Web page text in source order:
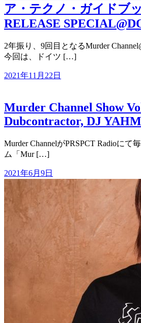
ア・テクノ・ガイドブッ
RELEASE
2年振り、9回目となるMurder
今回は、ドイツ […]
2021年11月22日
Murder Channel Show
Dubcontractor, DJ
Murder ChannelがPRSPCT Radioにて
ム「Mur […]
2021年6月9日